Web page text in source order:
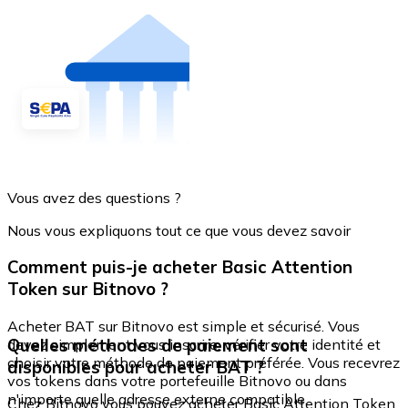
Vous avez des questions ?
Nous vous expliquons tout ce que vous devez savoir
Comment puis-je acheter Basic Attention
Token sur Bitnovo ?
Acheter BAT sur Bitnovo est simple et sécurisé. Vous
devez simplement vous inscrire, vérifier votre identité et
choisir votre méthode de paiement préférée. Vous recevrez
vos tokens dans votre portefeuille Bitnovo ou dans
n'importe quelle adresse externe compatible.
Quelles méthodes de paiement sont
disponibles pour acheter BAT ?
Chez Bitnovo vous pouvez acheter Basic Attention Token